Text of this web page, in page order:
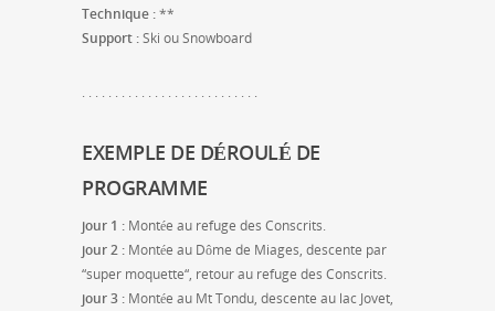
Technique :**
Support :Ski ou Snowboard
. . . . . . . . . . . . . . . . . . . . . . . . . . .
EXEMPLE DE DÉROULÉ DE
PROGRAMME
jour 1 : Montée au refuge des Conscrits.
jour 2 : Montée au Dôme de Miages, descente par
“super moquette“, retour au refuge des Conscrits.
jour 3 : Montée au Mt Tondu, descente au lac Jovet,